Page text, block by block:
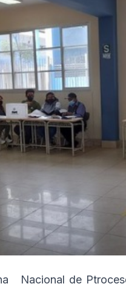
Nacional de